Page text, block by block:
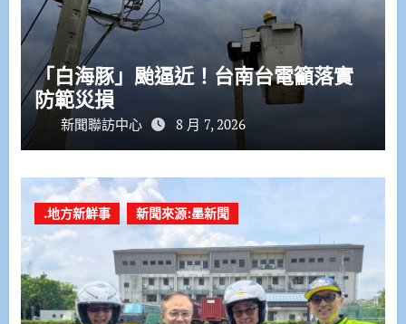
「白海豚」颱逼近！台南台電籲落實
防範災損
新聞聯訪中心 8 月 7, 2026
.地方新鮮事 新聞來源:墨新聞